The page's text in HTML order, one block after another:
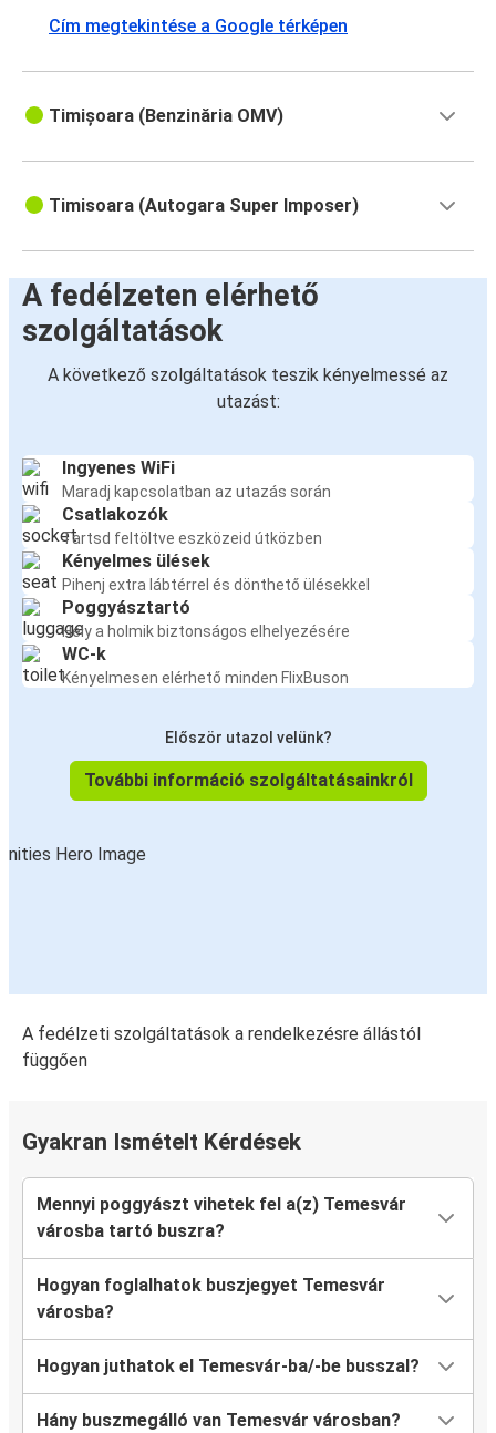
Szófia
Temesvár
Kecskemét
Kecskemét
Temesvár
Cím megtekintése a Google térképen
Timișoara (Benzinăria OMV)
Timisoara (Autogara Super Imposer)
A fedélzeten elérhető
szolgáltatások
A következő szolgáltatások teszik kényelmessé az
utazást:
Ingyenes WiFi
Maradj kapcsolatban az utazás során
Csatlakozók
Tartsd feltöltve eszközeid útközben
Kényelmes ülések
Pihenj extra lábtérrel és dönthető ülésekkel
Poggyásztartó
Hely a holmik biztonságos elhelyezésére
WC-k
Kényelmesen elérhető minden FlixBuson
Először utazol velünk?
További információ szolgáltatásainkról
A fedélzeti szolgáltatások a rendelkezésre állástól
függően
Gyakran Ismételt Kérdések
Mennyi poggyászt vihetek fel a(z) Temesvár
városba tartó buszra?
Hogyan foglalhatok buszjegyet Temesvár
városba?
Hogyan juthatok el Temesvár-ba/-be busszal?
Hány buszmegálló van Temesvár városban?